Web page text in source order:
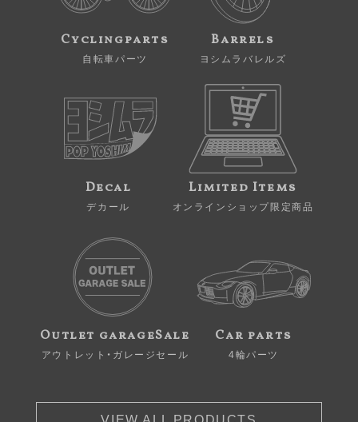
Cyclingparts
自転車パーツ
Barrels
ヨシムラバレルズ
Decal
デカール
Limited Items
オンラインショップ限定商品
Outlet garageSale
アウトレット・ガレージセール
Car parts
4輪パーツ